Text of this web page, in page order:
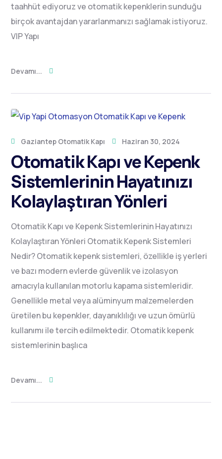
taahhüt ediyoruz ve otomatik kepenklerin sunduğu
birçok avantajdan yararlanmanızı sağlamak istiyoruz.
VIP Yapı
Devamı...
Gaziantep Otomatik Kapı Haziran 30, 2024
Otomatik Kapı ve Kepenk
Sistemlerinin Hayatınızı
Kolaylaştıran Yönleri
Otomatik Kapı ve Kepenk Sistemlerinin Hayatınızı
Kolaylaştıran Yönleri Otomatik Kepenk Sistemleri
Nedir? Otomatik kepenk sistemleri, özellikle iş yerleri
ve bazı modern evlerde güvenlik ve izolasyon
amacıyla kullanılan motorlu kapama sistemleridir.
Genellikle metal veya alüminyum malzemelerden
üretilen bu kepenkler, dayanıklılığı ve uzun ömürlü
kullanımı ile tercih edilmektedir. Otomatik kepenk
sistemlerinin başlıca
Devamı...